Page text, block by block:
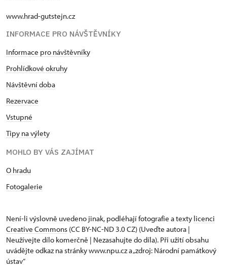
www.hrad-gutstejn.cz
INFORMACE PRO NÁVŠTĚVNÍKY
Informace pro návštěvníky
Prohlídkové okruhy
Návštěvní doba
Rezervace
Vstupné
Tipy na výlety
MOHLO BY VÁS ZAJÍMAT
O hradu
Fotogalerie
Není-li výslovně uvedeno jinak, podléhají fotografie a texty licenci
Creative Commons (CC BY-NC-ND 3.0 CZ) (Uveďte autora |
Neužívejte dílo komerčně | Nezasahujte do díla). Při užití obsahu
uvádějte odkaz na stránky www.npu.cz a „zdroj: Národní památkový
ústav“